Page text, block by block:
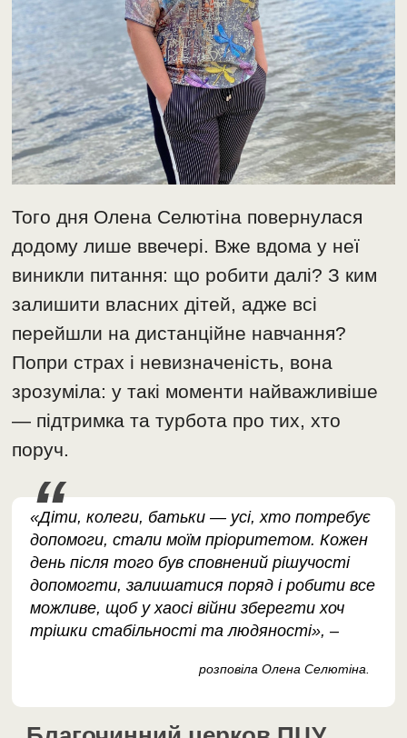
Того дня Олена Селютіна повернулася
додому лише ввечері. Вже вдома у неї
виникли питання: що робити далі? З ким
залишити власних дітей, адже всі
перейшли на дистанційне навчання?
Попри страх і невизначеність, вона
зрозуміла: у такі моменти найважливіше
— підтримка та турбота про тих, хто
поруч.
«Діти, колеги, батьки — усі, хто потребує
допомоги, стали моїм пріоритетом. Кожен
день після того був сповнений рішучості
допомогти, залишатися поряд і робити все
можливе, щоб у хаосі війни зберегти хоч
трішки стабільності та людяності», –
розповіла Олена Селютіна.